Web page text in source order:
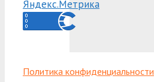
Политика конфиденциальности